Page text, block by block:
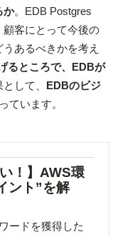
か。EDB Postgres
顧客にとって今後の
あるべきかを考え
るところで、EDBが
して、 EDBのビジ
ています。
！】AWS環
ント”を解
ードを獲得した